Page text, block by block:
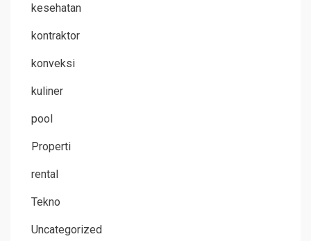
kesehatan
kontraktor
konveksi
kuliner
pool
Properti
rental
Tekno
Uncategorized